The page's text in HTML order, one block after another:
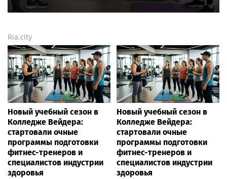
Ria.city
Новый учебный сезон в
Колледже Вейдера:
стартовали очные
программы подготовки
фитнес-тренеров и
специалистов индустрии
здоровья
Новый учебный сезон в
Колледже Вейдера:
стартовали очные
программы подготовки
фитнес-тренеров и
специалистов индустрии
здоровья